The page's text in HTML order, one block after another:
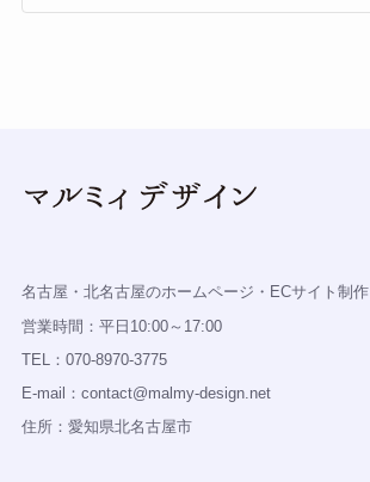
名古屋・北名古屋のホームページ・ECサイト制作
営業時間：平日10:00～17:00
TEL：070-8970-3775
E-mail：contact@malmy-design.net
住所：愛知県北名古屋市